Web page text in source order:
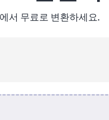
서 무료로 변환하세요.